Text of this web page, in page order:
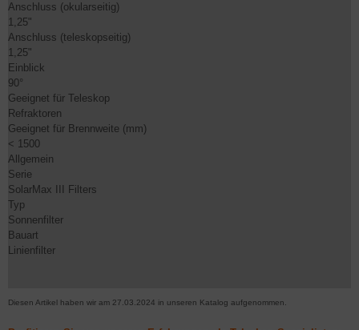
Anschluss (okularseitig)
1,25"
Anschluss (teleskopseitig)
1,25"
Einblick
90°
Geeignet für Teleskop
Refraktoren
Geeignet für Brennweite (mm)
< 1500
Allgemein
Serie
SolarMax III Filters
Typ
Sonnenfilter
Bauart
Linienfilter
Diesen Artikel haben wir am 27.03.2024 in unseren Katalog aufgenommen.